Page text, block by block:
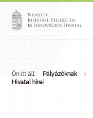
Ön itt áll: Pályázóknak
Hivatal hírei